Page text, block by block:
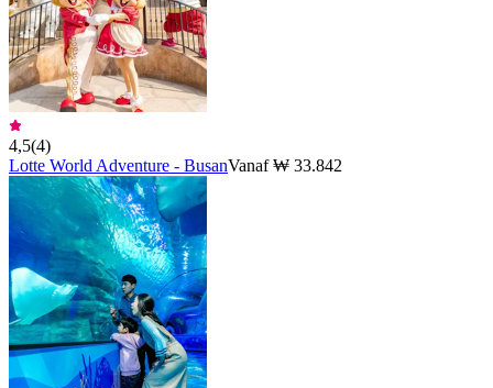
4,5(4)
Lotte World Adventure - BusanVanaf ₩ 33.842